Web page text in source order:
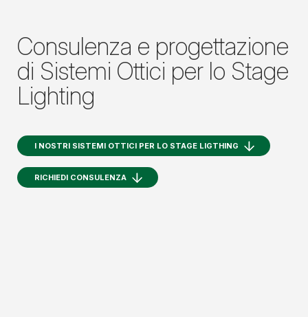
Consulenza e progettazione
di Sistemi Ottici per lo Stage
Lighting
I NOSTRI SISTEMI OTTICI PER LO STAGE LIGTHING
RICHIEDI CONSULENZA